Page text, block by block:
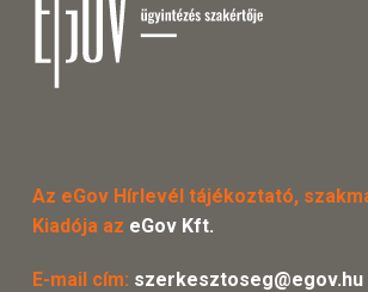
Az eGov Hírlevél tájékoztató,
Kiadója az eGov Kft.
E-mail cím: szerkesztoseg@egov.hu